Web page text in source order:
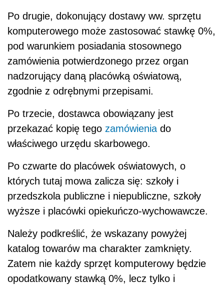
Po drugie, dokonujący dostawy ww. sprzętu
komputerowego może zastosować stawkę 0%,
pod warunkiem posiadania stosownego
zamówienia potwierdzonego przez organ
nadzorujący daną placówką oświatową,
zgodnie z odrębnymi przepisami.
Po trzecie, dostawca obowiązany jest
przekazać kopię tego zamówienia do
właściwego urzędu skarbowego.
Po czwarte do placówek oświatowych, o
których tutaj mowa zalicza się: szkoły i
przedszkola publiczne i niepubliczne, szkoły
wyższe i placówki opiekuńczo-wychowawcze.
Należy podkreślić, że wskazany powyżej
katalog towarów ma charakter zamknięty.
Zatem nie każdy sprzęt komputerowy będzie
opodatkowany stawką 0%, lecz tylko i